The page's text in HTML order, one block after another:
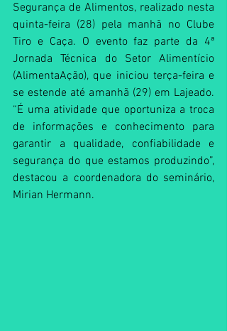
Segurança de Alimentos, realizado nesta
quinta-feira (28) pela manhã no Clube
Tiro e Caça. O evento faz parte da 4ª
Jornada Técnica do Setor Alimentício
(AlimentaAção), que iniciou terça-feira e
se estende até amanhã (29) em Lajeado.
“É uma atividade que oportuniza a troca
de informações e conhecimento para
garantir a qualidade, confiabilidade e
segurança do que estamos produzindo”,
destacou a coordenadora do seminário,
Mirian Hermann.